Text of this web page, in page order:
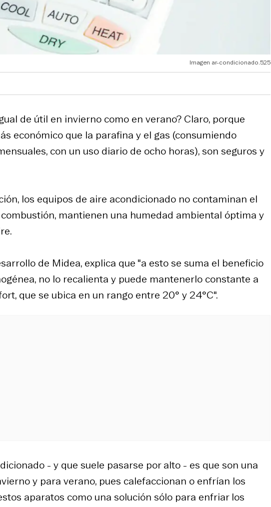
Imagen ar-condicionado.525
de útil en invierno como en verano? Claro, porque
económico que la parafina y el gas (consumiendo
con un uso diario de ocho horas), son seguros y
los equipos de aire acondicionado no contaminan el
mantienen una humedad ambiental óptima y
de Midea, explica que "a esto se suma el beneficio
no lo recalienta y puede mantenerlo constante a
que se ubica en un rango entre 20° y 24°C".
- y que suele pasarse por alto - es que son una
y para verano, pues calefaccionan o enfrían los
aparatos como una solución sólo para enfriar los